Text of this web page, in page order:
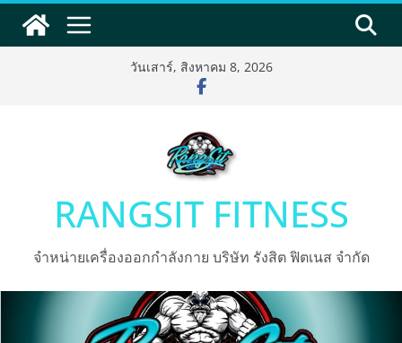
วันเสาร์, สิงหาคม 8, 2026
RANGSIT FITNESS
จำหน่ายเครื่องออกกำลังกาย บริษัท รังสิต ฟิตเนส จำกัด